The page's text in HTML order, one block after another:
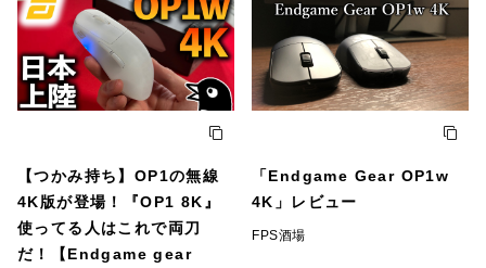
【つかみ持ち】OP1の無線
4K版が登場！『OP1 8K』
使ってる人はこれで両刀
だ！【Endgame gear
「Endgame Gear OP1w
4K」レビュー
FPS酒場